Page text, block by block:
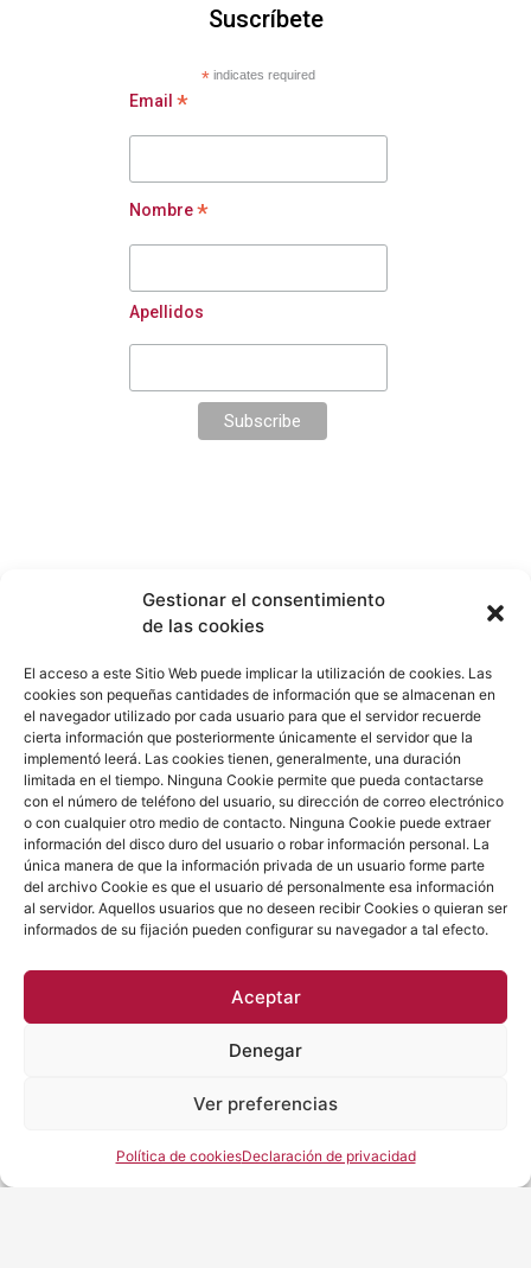
Gestionar el consentimiento
de las cookies
El acceso a este Sitio Web puede implicar la utilización de cookies. Las
cookies son pequeñas cantidades de información que se almacenan en
el navegador utilizado por cada usuario para que el servidor recuerde
cierta información que posteriormente únicamente el servidor que la
implementó leerá. Las cookies tienen, generalmente, una duración
limitada en el tiempo. Ninguna Cookie permite que pueda contactarse
con el número de teléfono del usuario, su dirección de correo electrónico
o con cualquier otro medio de contacto. Ninguna Cookie puede extraer
información del disco duro del usuario o robar información personal. La
única manera de que la información privada de un usuario forme parte
del archivo Cookie es que el usuario dé personalmente esa información
al servidor. Aquellos usuarios que no deseen recibir Cookies o quieran ser
informados de su fijación pueden configurar su navegador a tal efecto.
Aceptar
Denegar
Ver preferencias
Política de cookiesDeclaración de privacidad
Suscríbete
* indicates required
Email *
Nombre*
Apellidos
Madrid
Tel.:(+34)91 344 94 10
contacto@dlma.es
F
a
c
e
b
o
o
k
I
n
s
t
a
g
r
a
m
L
i
n
k
e
d
i
n